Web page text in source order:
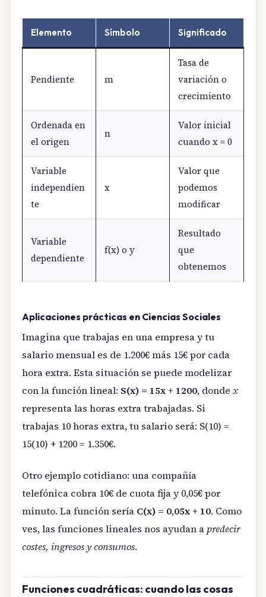
Elemento Símbolo Significado
Pendiente m
Tasa de
variación o
crecimiento
Ordenada en
el origen
n
Valor inicial
cuando x = 0
Variable
independien
te
x
Valor que
podemos
modificar
Variable
dependiente
f(x) o y
Resultado
que
obtenemos
Aplicaciones prácticas en Ciencias Sociales
Imagina que trabajas en una empresa y tu
salario mensual es de 1.200€ más 15€ por cada
hora extra. Esta situación se puede modelizar
con la función lineal: S(x) = 15x + 1200, donde x
representa las horas extra trabajadas. Si
trabajas 10 horas extra, tu salario será: S(10) =
15(10) + 1200 = 1.350€.
Otro ejemplo cotidiano: una compañía
telefónica cobra 10€ de cuota fija y 0,05€ por
minuto. La función sería C(x) = 0,05x + 10. Como
ves, las funciones lineales nos ayudan a predecir
costes, ingresos y consumos.
Funciones cuadráticas: cuando las cosas